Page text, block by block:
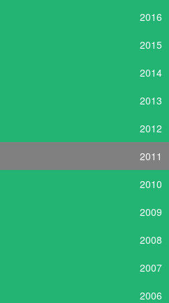
2016
2015
2014
2013
2012
2011
2010
2009
2008
2007
2006